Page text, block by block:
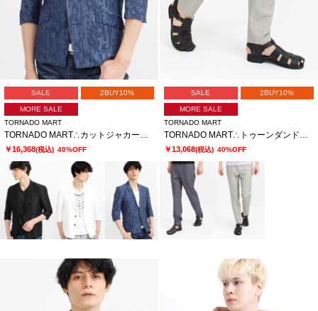
SALE 2BUY10%
MORE SALE
TORNADO MART
TORNADO MART∴カットジャカード7分袖ジャケット
￥16,368(税込) 40%OFF
SALE 2BUY10%
MORE SALE
TORNADO MART
TORNADO MART∴トゥーンダンドライ5PKパンツ
￥13,068(税込) 40%OFF